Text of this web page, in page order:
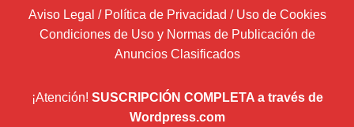
Aviso Legal / Política de Privacidad / Uso de Cookies
Condiciones de Uso y Normas de Publicación de
Anuncios Clasificados
¡Atención! SUSCRIPCIÓN COMPLETA a través de
Wordpress.com